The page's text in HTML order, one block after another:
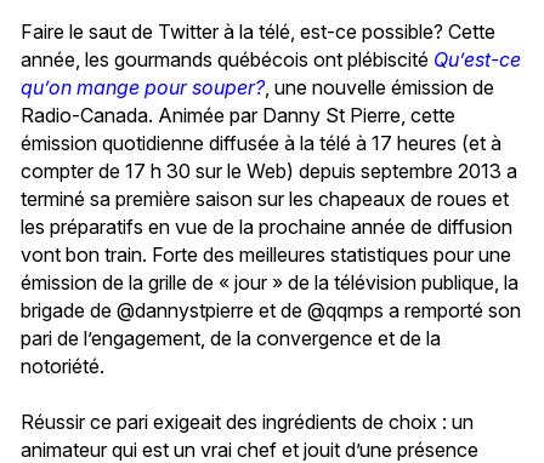
Faire le saut de Twitter à la télé, est-ce possible? Cette
année, les gourmands québécois ont plébiscité Qu’est-ce
qu’on mange pour souper?, une nouvelle émission de
Radio-Canada. Animée par Danny St Pierre, cette
émission quotidienne diffusée à la télé à 17 heures (et à
compter de 17 h 30 sur le Web) depuis septembre 2013 a
terminé sa première saison sur les chapeaux de roues et
les préparatifs en vue de la prochaine année de diffusion
vont bon train. Forte des meilleures statistiques pour une
émission de la grille de « jour » de la télévision publique, la
brigade de @dannystpierre et de @qqmps a remporté son
pari de l’engagement, de la convergence et de la
notoriété.
Réussir ce pari exigeait des ingrédients de choix : un
animateur qui est un vrai chef et jouit d’une présence